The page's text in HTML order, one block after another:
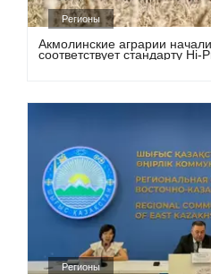
Регионы
Акмолинские аграрии
соответствует стандарту Hi-
Регионы